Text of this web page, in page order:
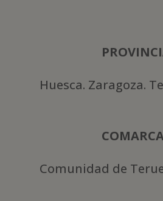
Huesca. Zaragoza.
Comunidad de